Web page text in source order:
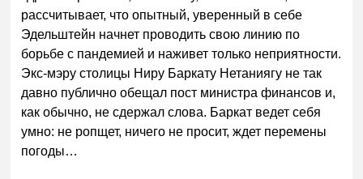
рассчитывает, что опытный, уверенный в себе
Эдельштейн начнет проводить свою линию по
борьбе с пандемией и наживет только неприятности.
Экс-мэру столицы Ниру Баркату Нетаниягу не так
давно публично обещал пост министра финансов и,
как обычно, не сдержал слова. Баркат ведет себя
умно: не ропщет, ничего не просит, ждет перемены
погоды…